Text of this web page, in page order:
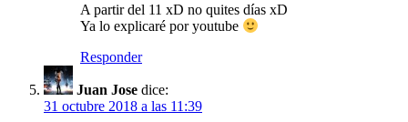
A partir del 11 xD no quites días xD
Ya lo explicaré por youtube
Responder
Juan Jose dice:
31 octubre 2018 a las 11:39